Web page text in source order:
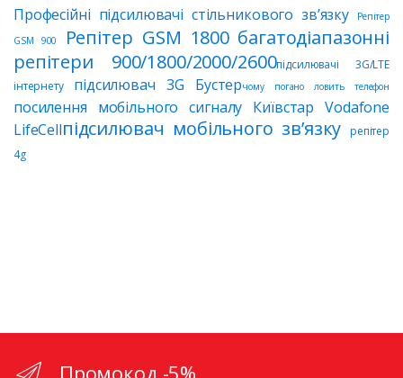
Професійні підсилювачі стільникового зв’язку
Репітер
GSM 900
Репітер GSM 1800 багатодіапазонні
репітери 900/1800/2000/2600підсилювачі 3G/LTE
інтернету підсилювач 3G Бустерчому погано ловить телефон
посилення мобільного сигналу Київстар Vodafone
LifeCellпідсилювач мобільного зв’язку репітер
4g
Промокод -5%